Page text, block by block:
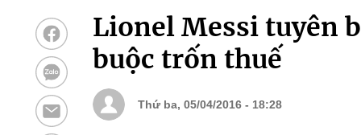
Lionel Messi tuyên
buộc trốn thuế
Thứ ba, 05/04/2016 - 18:28